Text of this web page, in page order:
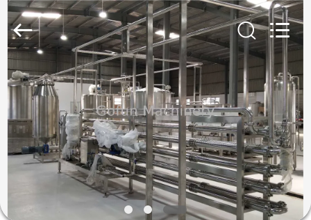
HUIS
PRODUCTEN
VIDEOS
VR-
Gofun
Machinery
Co.,
Ltd..
Rights
Reserved.